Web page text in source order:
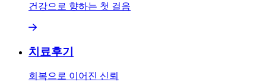
건강으로 향하는 첫 걸음
치료후기
회복으로 이어진 신뢰